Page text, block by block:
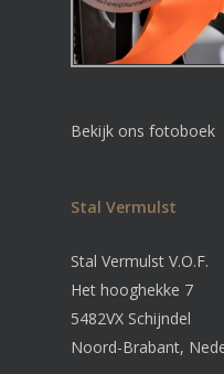
Bekijk ons fotoboek
Stal Vermulst
Stal Vermulst V.O.F.
Het hooghekke 7
5482VX Schijndel
Noord-Brabant,